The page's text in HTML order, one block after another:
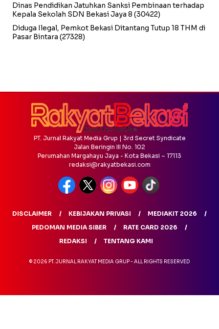
Dinas Pendidikan Jatuhkan Sanksi Pembinaan terhadap
Kepala Sekolah SDN Bekasi Jaya 8 (30422)
Diduga Ilegal, Pemkot Bekasi Ditantang Tutup 18 THM di
Pasar Bintara (27328)
PT. Jurnal Rakyat Media Grup | 3rd Secret Syndicate
Jalan Beringin III No. 102
Perumahan Margahayu Jaya - Kota Bekasi – 17113
redaksi@rakyatbekasi.com
DISCLAIMER KEBIJAKAN PRIVASI
MEDIAKIT 2026
PEDOMAN MEDIA SIBER
RATE CARD 2026
REDAKSI
TENTANG KAMI
© 2026 PT. JURNAL RAKYAT MEDIA GRUP - ALL RIGHTS RESERVED